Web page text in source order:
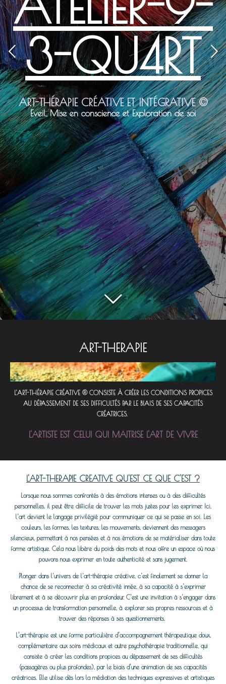
A SON
ESSENCE
PROFONDE
PAR L'ART
ART-THERAPIE
L'ART-THÉRAPIE CRÉATIVE ® CONSISTE À CRÉER LES CONDITIONS PROPICES
AU DÉPASSEMENT DE SES DIFFICULTÉS PAR LE BIAIS DE SES CAPACITÉS
CRÉATRICES.
L'ARTISTE EST CELUI QUI MAITRISE L'ART DE VIVRE
L'ART-THERAPIE CREATIVE QU'EST CE QUE C'EST ?
Lorsque nous sommes confrontés à des émotions intenses ou à des difficultés
personnelles, il peut être difficile de trouver les mots justes pour les exprimer. Ici,
l'art devient le langage privilégié pour communiquer ce qui se passe en soi. Les
couleurs, les formes, les textures, les mouvements, deviennent des messagers
silencieux, permettant à nos pensées et à nos émotions de se matérialiser dans toute
forme artistique. Cela nous libère du poids des mots et nous offre un espace où nous
pouvons nous exprimer en toute authenticité et sans jugement.
Plonger dans l'univers de l'art-thérapie créative, c'est finalement se donner la
chance de se reconnecter à sa créativité innée, à sa capacité à s'exprimer
librement et à se découvrir plus en profondeur. C'est une invitation à s'engager dans
un processus de transformation personnelle, à explorer ses propres ressources et à
trouver des réponses à ses questionnements.
L’art-thérapie est une forme particulière d’accompagnement thérapeutique doux,
complémentaire aux soins médicaux et autre psychothérapie traditionnelle, qui
consiste à créer les conditions propices au dépassement de ses difficultés
(passagères ou plus profondes), par le biais d’une animation de ses capacités
créatrices. Elle utilise dès lors la médiation des techniques expressives et artistiques